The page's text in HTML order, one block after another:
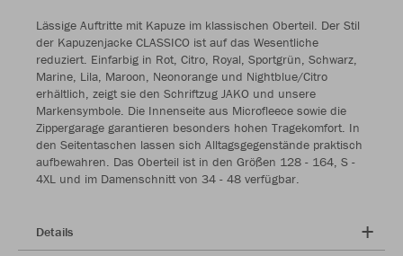
Lässige Auftritte mit Kapuze im klassischen Oberteil. Der Stil
der Kapuzenjacke CLASSICO ist auf das Wesentliche
reduziert. Einfarbig in Rot, Citro, Royal, Sportgrün, Schwarz,
Marine, Lila, Maroon, Neonorange und Nightblue/Citro
erhältlich, zeigt sie den Schriftzug JAKO und unsere
Markensymbole. Die Innenseite aus Microfleece sowie die
Zippergarage garantieren besonders hohen Tragekomfort. In
den Seitentaschen lassen sich Alltagsgegenstände praktisch
aufbewahren. Das Oberteil ist in den Größen 128 - 164, S -
4XL und im Damenschnitt von 34 - 48 verfügbar.
Details